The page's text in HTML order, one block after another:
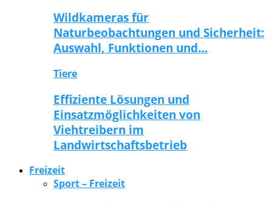
Wildkameras für
Naturbeobachtungen und Sicherheit:
Auswahl, Funktionen und…
Tiere
Effiziente Lösungen und
Einsatzmöglichkeiten von
Viehtreibern im
Landwirtschaftsbetrieb
Freizeit
Sport – Freizeit